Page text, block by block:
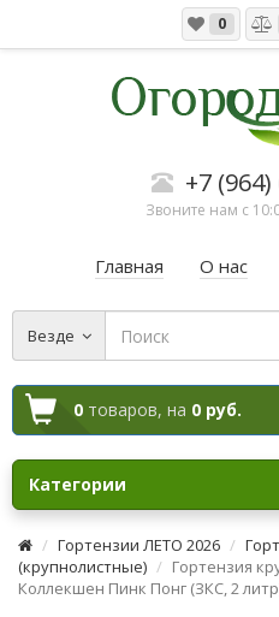
0
+7
Звоните нам с
Главная О нас
Везде
0 товаров, на 0 руб.
Категории
Гортензии ЛЕТО 2026
(крупнолистные)
Гортензия
Коллекшен Пинк Понг (ЗКС, 2